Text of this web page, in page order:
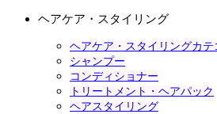
ヘアケア・スタイリング
ヘアケア・スタイリングカテ
シャンプー
コンディショナー
トリートメント・ヘアパック
ヘアスタイリング